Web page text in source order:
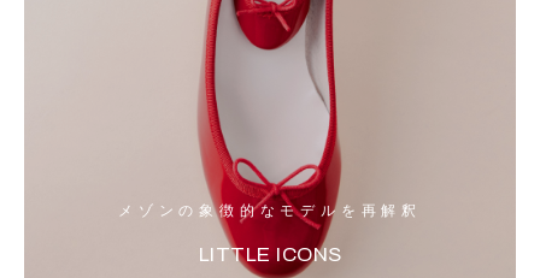
メゾンの象徴的なモデルを再解釈
LITTLE ICONS